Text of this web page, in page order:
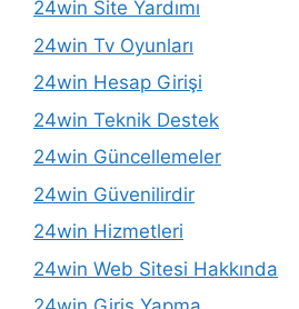
24win Site Yardımı
24win Tv Oyunları
24win Hesap Girişi
24win Teknik Destek
24win Güncellemeler
24win Güvenilirdir
24win Hizmetleri
24win Web Sitesi Hakkında